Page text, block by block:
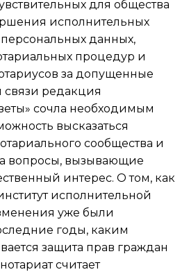
для общества
исполнительных
данных,
процедур и
за допущенные
связи редакция
сочла необходимым
высказаться
сообщества и
вопросы, вызывающие
интерес. О том, как
исполнительной
уже были
годы, каким
защита прав граждан
считает